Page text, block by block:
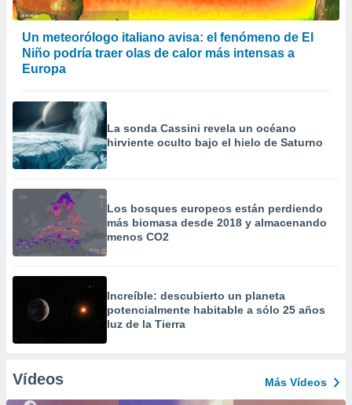
Un meteorólogo italiano avisa: el fenómeno de El
Niño podría traer olas de calor más intensas a
Europa
La sonda Cassini revela un océano
hirviente oculto bajo el hielo de Saturno
Los bosques europeos están perdiendo
más biomasa desde 2018 y almacenando
menos CO2
Increíble: descubierto un planeta
potencialmente habitable a sólo 25 años
luz de la Tierra
Vídeos Más Vídeos